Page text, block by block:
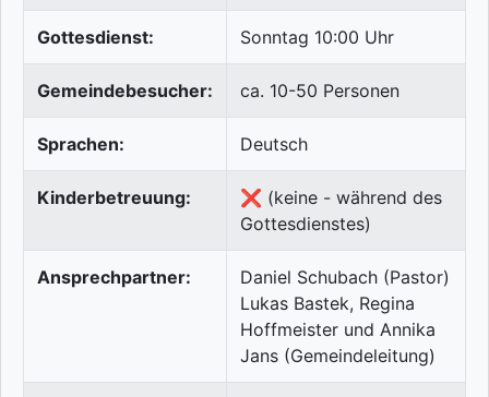
Gottesdienst: Sonntag 10:00 Uhr
Gemeindebesucher: ca. 10-50 Personen
Sprachen: Deutsch
Kinderbetreuung:
❌ (keine - während des
Gottesdienstes)
Ansprechpartner:
Daniel Schubach (Pastor)
Lukas Bastek, Regina
Hoffmeister und Annika
Jans (Gemeindeleitung)